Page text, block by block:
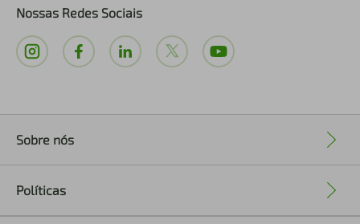
Nossas Redes Sociais
Sobre nós
Políticas